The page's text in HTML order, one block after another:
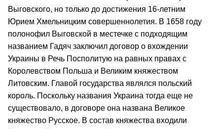
Выговского, но только до достижения 16-летним
Юрием Хмельницким совершеннолетия. В 1658 году
полонофил Выговской в местечке с подходящим
названием Гадяч заключил договор о вхождении
Украины в Речь Посполитую на равных правах с
Королевством Польша и Великим княжеством
Литовским. Главой государства являлся польский
король. Поскольку названия Украина тогда еще не
существовало, в договоре она названа Великое
княжество Русское. В состав княжества входили